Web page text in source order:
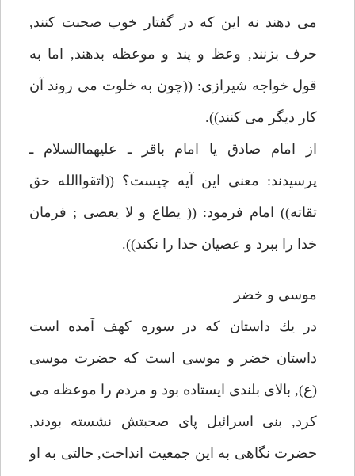
مى دهند نه اين كه در گفتار خوب صحبت كنند,
حرف بزنند, وعظ و پند و موعظه بدهند, اما به
قول خواجه شيرازى: ((چون به خلوت مى روند آن
كار ديگر مى كنند)).
از امام صادق يا امام باقر ـ عليهماالسلام ـ
پرسيدند: معنى اين آيه چيست؟ ((اتقواالله حق
تقاته)) امام فرمود: (( يطاع و لا يعصى ; فرمان
خدا را ببرد و عصيان خدا را نكند)).
موسى و خضر
در يك داستان كه در سوره كهف آمده است
داستان خضر و موسى است كه حضرت موسى
(ع), بالاى بلندى ايستاده بود و مردم را موعظه مى
كرد, بنى اسرائيل پاى صحبتش نشسته بودند,
حضرت نگاهى به اين جمعيت انداخت, حالتى به او